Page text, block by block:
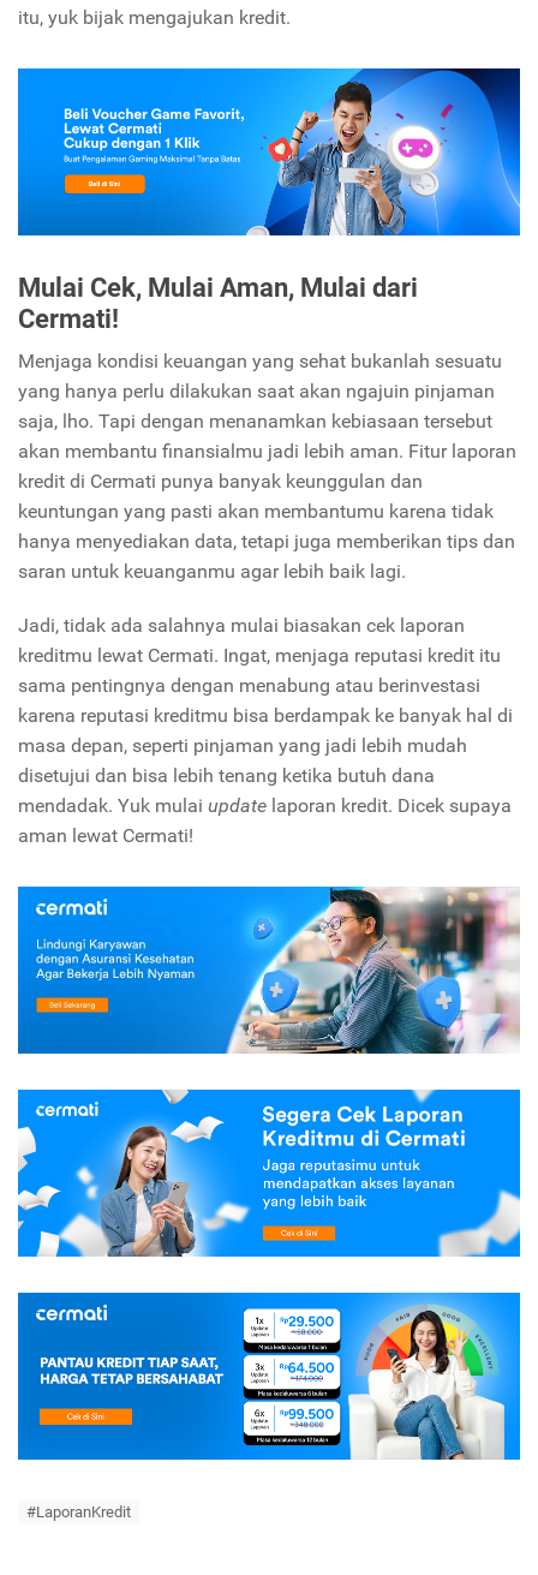
itu, yuk bijak mengajukan kredit.
Mulai Cek, Mulai Aman, Mulai dari
Cermati!
Menjaga kondisi keuangan yang sehat bukanlah sesuatu
yang hanya perlu dilakukan saat akan ngajuin pinjaman
saja, lho. Tapi dengan menanamkan kebiasaan tersebut
akan membantu finansialmu jadi lebih aman. Fitur laporan
kredit di Cermati punya banyak keunggulan dan
keuntungan yang pasti akan membantumu karena tidak
hanya menyediakan data, tetapi juga memberikan tips dan
saran untuk keuanganmu agar lebih baik lagi.
Jadi, tidak ada salahnya mulai biasakan cek laporan
kreditmu lewat Cermati. Ingat, menjaga reputasi kredit itu
sama pentingnya dengan menabung atau berinvestasi
karena reputasi kreditmu bisa berdampak ke banyak hal di
masa depan, seperti pinjaman yang jadi lebih mudah
disetujui dan bisa lebih tenang ketika butuh dana
mendadak. Yuk mulai update laporan kredit. Dicek supaya
aman lewat Cermati!
#LaporanKredit